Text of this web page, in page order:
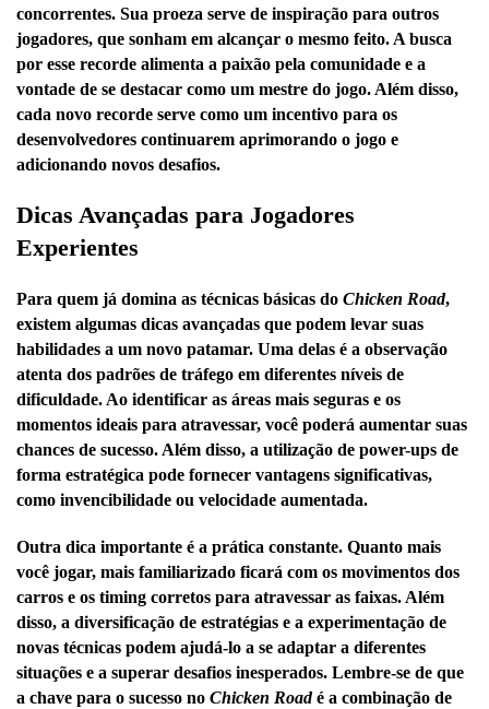
concorrentes. Sua proeza serve de inspiração para outros
jogadores, que sonham em alcançar o mesmo feito. A busca
por esse recorde alimenta a paixão pela comunidade e a
vontade de se destacar como um mestre do jogo. Além disso,
cada novo recorde serve como um incentivo para os
desenvolvedores continuarem aprimorando o jogo e
adicionando novos desafios.
Dicas Avançadas para Jogadores
Experientes
Para quem já domina as técnicas básicas do Chicken Road,
existem algumas dicas avançadas que podem levar suas
habilidades a um novo patamar. Uma delas é a observação
atenta dos padrões de tráfego em diferentes níveis de
dificuldade. Ao identificar as áreas mais seguras e os
momentos ideais para atravessar, você poderá aumentar suas
chances de sucesso. Além disso, a utilização de power-ups de
forma estratégica pode fornecer vantagens significativas,
como invencibilidade ou velocidade aumentada.
Outra dica importante é a prática constante. Quanto mais
você jogar, mais familiarizado ficará com os movimentos dos
carros e os timing corretos para atravessar as faixas. Além
disso, a diversificação de estratégias e a experimentação de
novas técnicas podem ajudá-lo a se adaptar a diferentes
situações e a superar desafios inesperados. Lembre-se de que
a chave para o sucesso no Chicken Roadé a combinação de